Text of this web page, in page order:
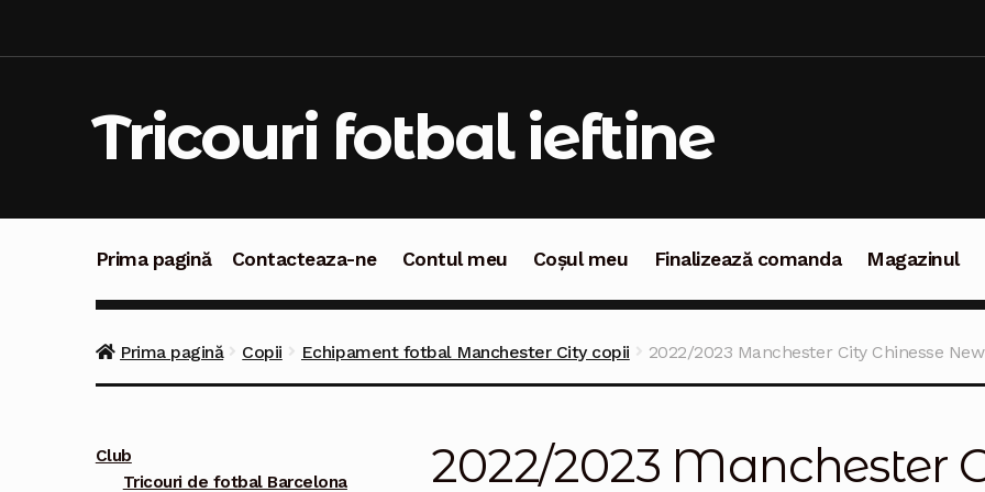
Tricouri fotbal ieftine
Prima pagină Contacteaza-ne Contul meu Coșul meu Finalizează comanda Magazinul
Prima pagină Copii Echipament fotbal Manchester City copii 2022/2023 Manchester City Chinesse
2022/2023 Manchester
Club
Tricouri de fotbal Barcelona